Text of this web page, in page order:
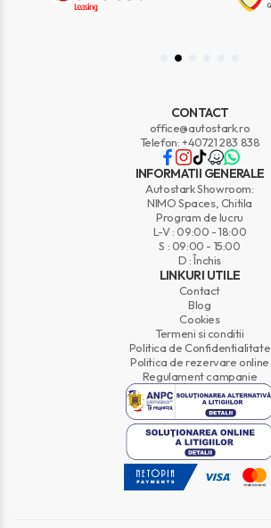
CONTACT
office@autostark.ro
Telefon: +40721 283 838
INFORMATII GENERALE
Autostark Showroom:
NIMO Spaces, Chitila
Program de lucru
L-V : 09:00 - 18:00
S : 09:00 - 15:00
D : Închis
LINKURI UTILE
Contact
Blog
Cookies
Termeni si conditii
Politica de Confidentialitate
Politica de rezervare online
Regulament campanie